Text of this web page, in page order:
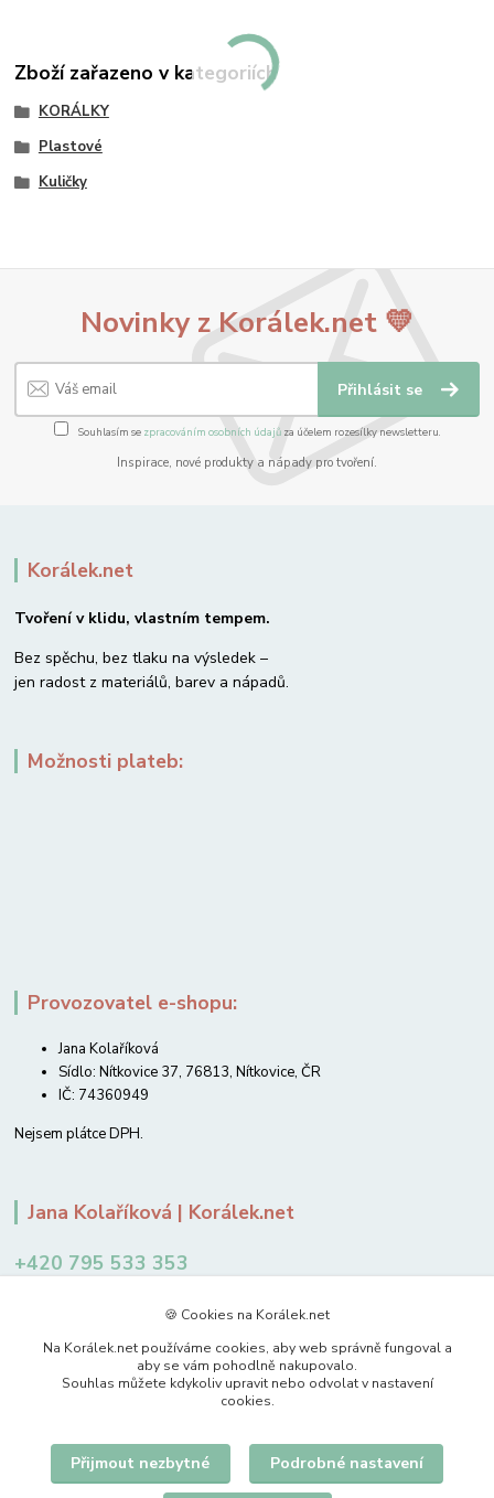
Zboží zařazeno v kategoriích
KORÁLKY
Plastové
Kuličky
Novinky z Korálek.net 💛
Přihlásit se
Souhlasím se zpracováním osobních údajůza účelem rozesílky newsletteru.
Inspirace, nové produkty a nápady pro tvoření.
Korálek.net
Tvoření v klidu, vlastním tempem.
Bez spěchu, bez tlaku na výsledek –
jen radost z materiálů, barev a nápadů.
Možnosti plateb:
Provozovatel e-shopu:
Jana Kolaříková
Sídlo: Nítkovice 37, 76813, Nítkovice, ČR
IČ: 74360949
Nejsem plátce DPH.
Jana Kolaříková | Korálek.net
+420 795 533 353
Upravit sběr cookies.
🍪 Cookies na Korálek.net
Na Korálek.net používáme cookies, aby web správně fungoval a
aby se vám pohodlně nakupovalo.
Souhlas můžete kdykoliv upravit nebo odvolat v nastavení
cookies.
Přijmout nezbytné Podrobné nastavení